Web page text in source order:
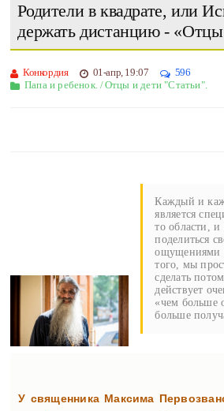
Родители в квадрате, или
держать дистанцию -
Конкордия 01-апр, 19:07
596
Папа и ребенок./Отцы и дети "Статьи".
Каждый и
является
то области,
поделиться
ощущениями
того, мы
сделать
действует
«чем больше
больше
У священника Максима